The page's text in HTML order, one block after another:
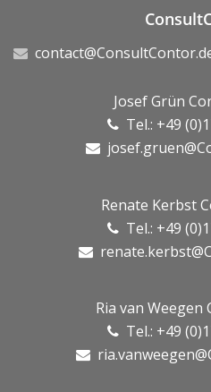
Josef Grün
Tel.: +49
Renate Kerbst
Tel.: +49
Ria van
Tel.: +49